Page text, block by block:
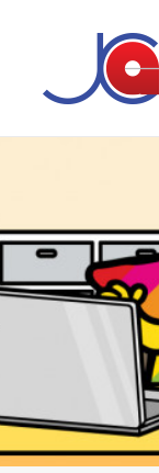
照顾者支援
公众教育
资源